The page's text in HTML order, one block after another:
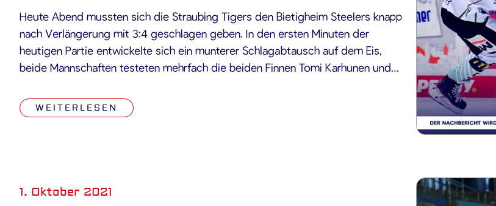
Heute Abend mussten sich die Straubing Tigers den Bietigheim Steelers knapp
nach Verlängerung mit 3:4 geschlagen geben. In den ersten Minuten der
heutigen Partie entwickelte sich ein munterer Schlagabtausch auf dem Eis,
beide Mannschaften testeten mehrfach die beiden Finnen Tomi Karhunen und
Powerbreak […]
WEITERLESEN
1. Oktober 2021